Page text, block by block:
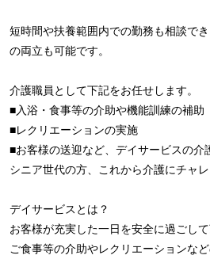
短時間や扶養範囲内での勤務も相談で
の両立も可能です。
介護職員として下記をお任せします。
■入浴・食事等の介助や機能訓練の補助
■レクリエーションの実施
■お客様の送迎など、デイサービスの介
シニア世代の方、これから介護にチャ
デイサービスとは？
お客様が充実した一日を安全に過ごし
ご食事等の介助やレクリエーションな